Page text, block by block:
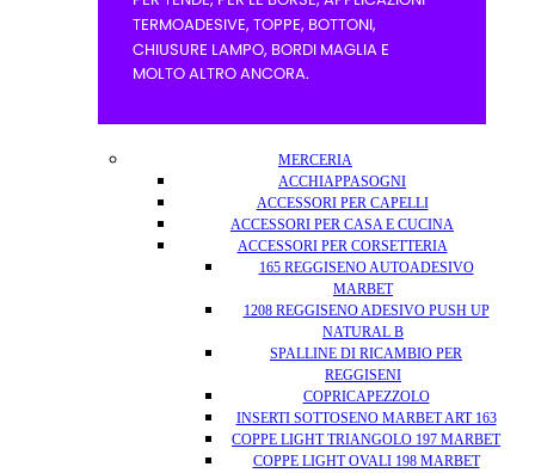
MERCERIA
ACCHIAPPASOGNI
ACCESSORI PER CAPELLI
ACCESSORI PER CASA E CUCINA
ACCESSORI PER CORSETTERIA
165 REGGISENO AUTOADESIVO
MARBET
1208 REGGISENO ADESIVO PUSH UP
NATURAL B
SPALLINE DI RICAMBIO PER
REGGISENI
COPRICAPEZZOLO
INSERTI SOTTOSENO MARBET ART 163
COPPE LIGHT TRIANGOLO 197 MARBET
COPPE LIGHT OVALI 198 MARBET